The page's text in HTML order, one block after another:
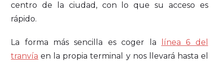
centro de la ciudad, con lo que su acceso es
rápido.
La forma más sencilla es coger la
línea 6 del
tranvía en la propia terminal y nos llevará hasta el